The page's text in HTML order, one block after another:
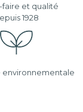
faire et qualité
1928
environnementale